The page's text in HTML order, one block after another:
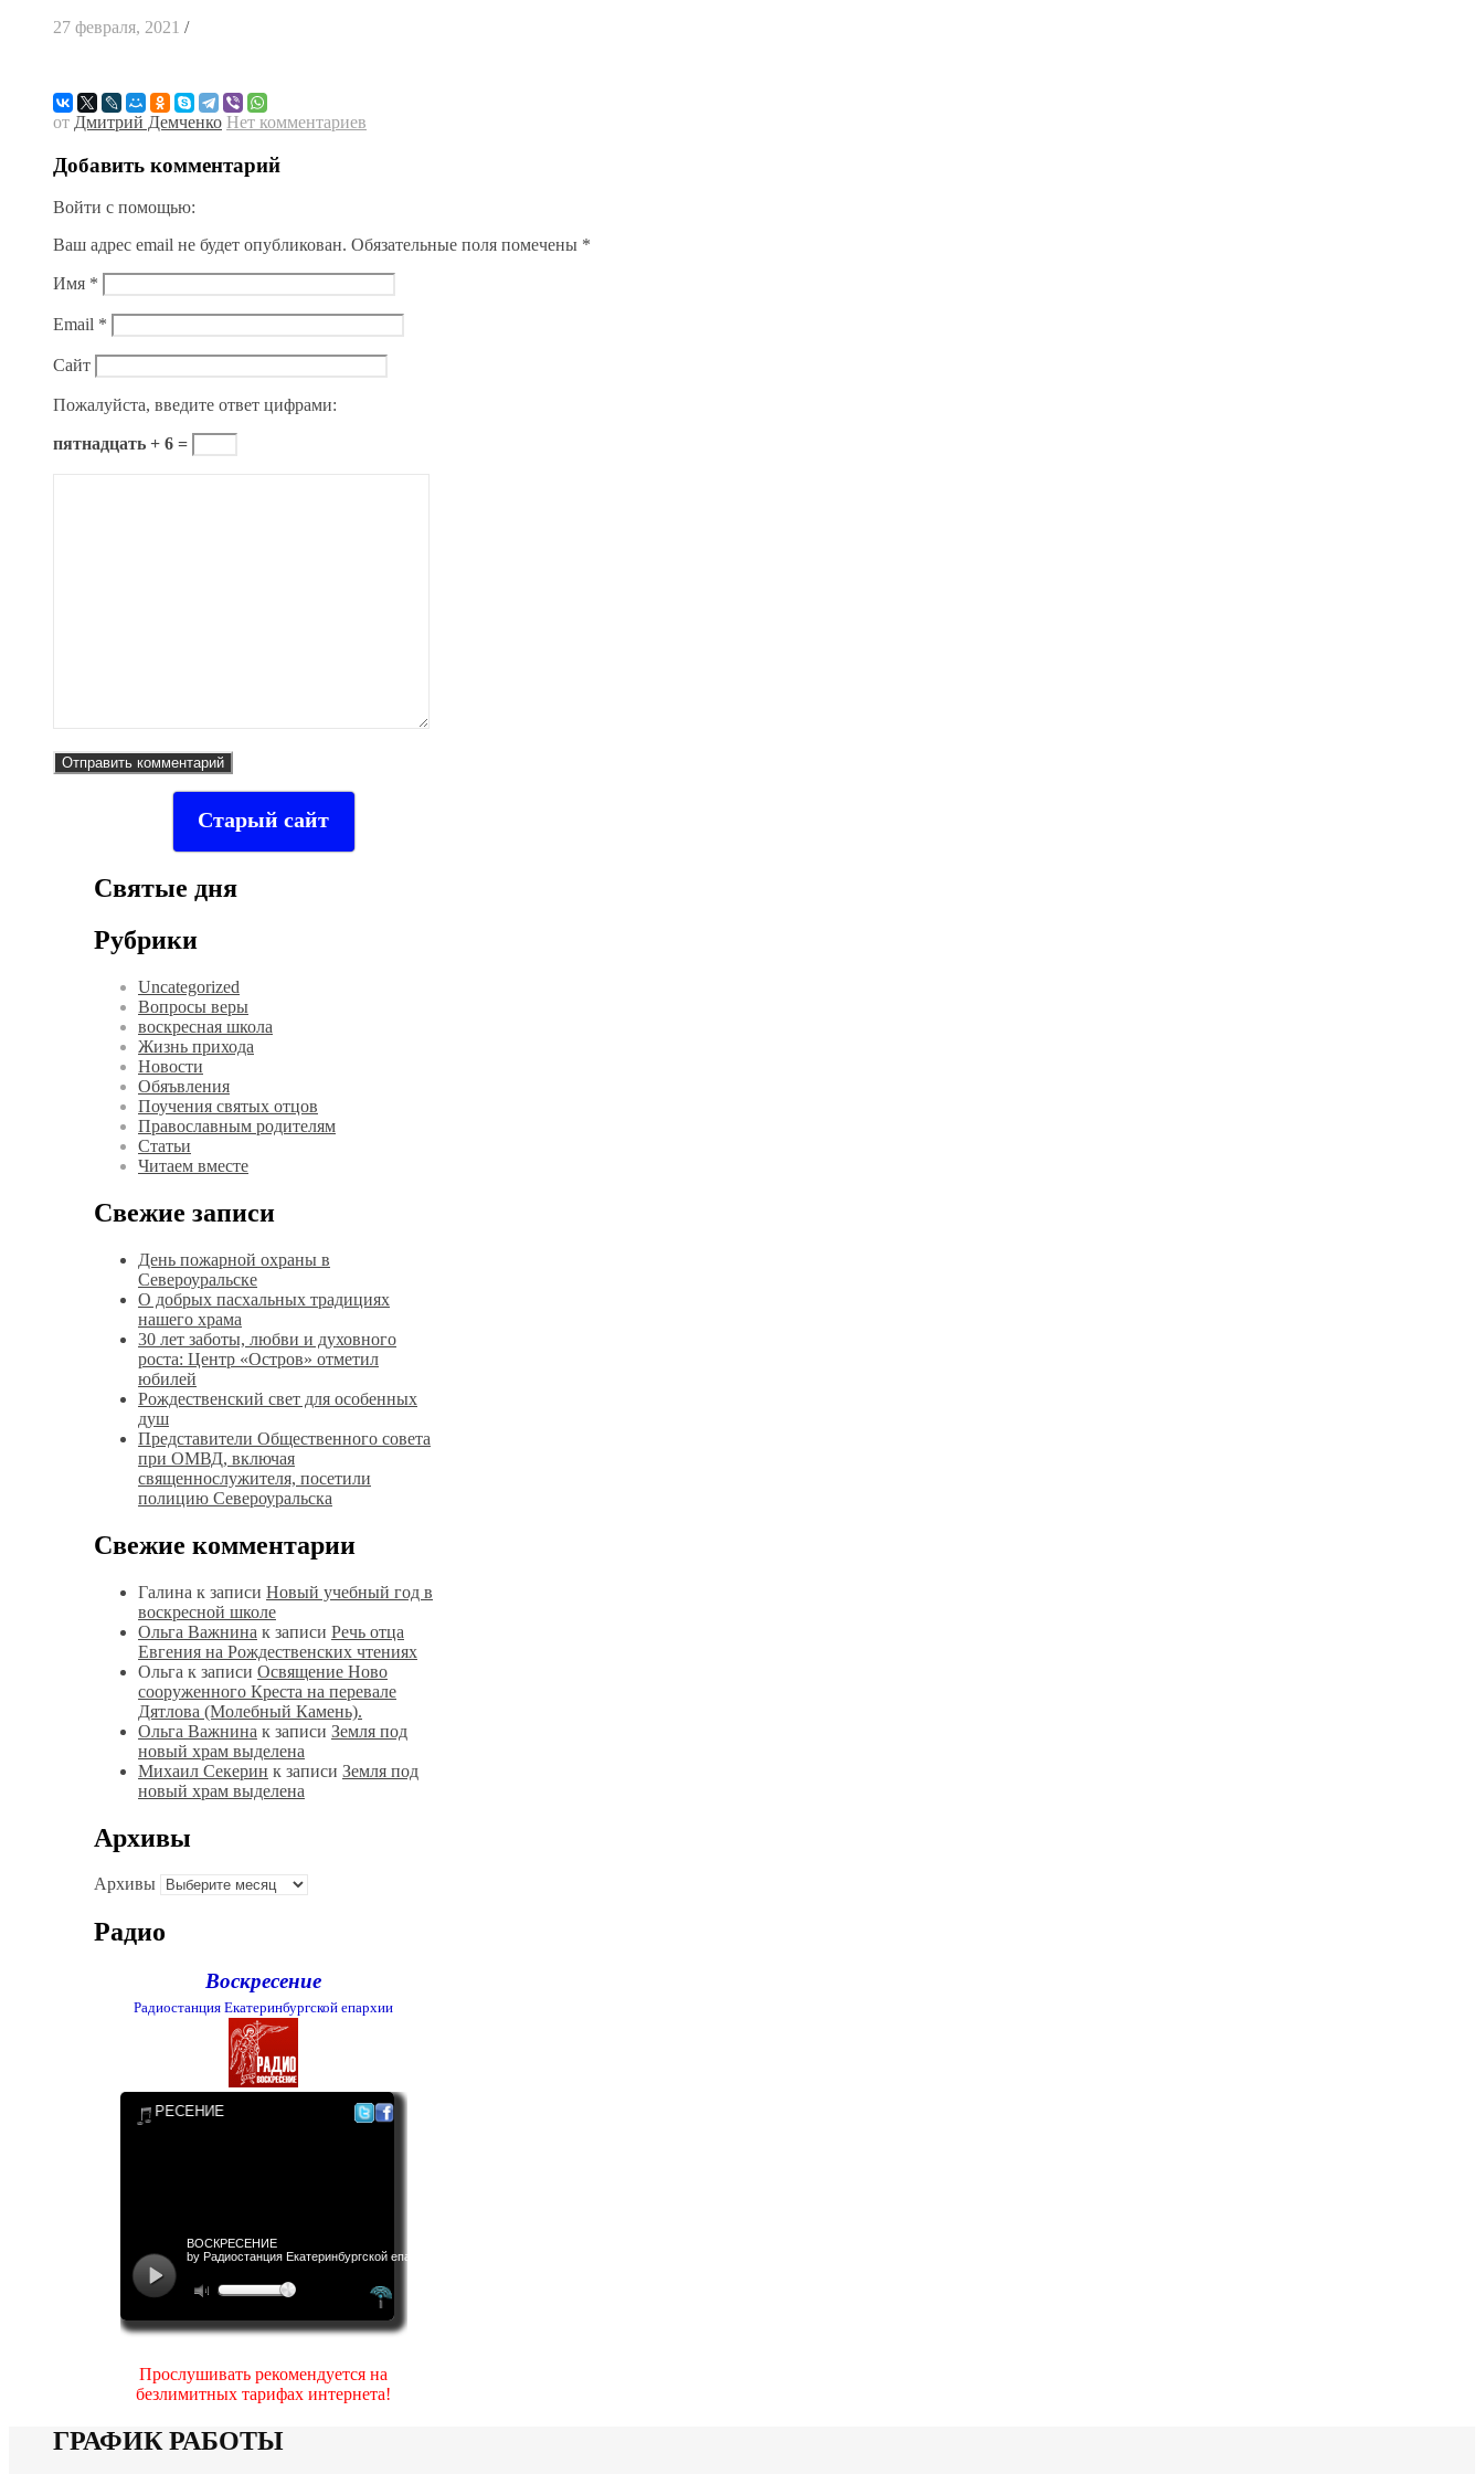
27 февраля, 2021 /
от Дмитрий Демченко Нет комментариев
Добавить комментарий
Войти с помощью:
Ваш адрес email не будет опубликован. Обязательные поля помечены *
Имя *
Email *
Сайт
Пожалуйста, введите ответ цифрами:
пятнадцать + 6 =
Старый сайт
Святые дня
Рубрики
Uncategorized
Вопросы веры
воскресная школа
Жизнь прихода
Новости
Обяъвления
Поучения святых отцов
Православным родителям
Статьи
Читаем вместе
Свежие записи
День пожарной охраны в
Североуральске
О добрых пасхальных традициях
нашего храма
30 лет заботы, любви и духовного
роста: Центр «Остров» отметил
юбилей
Рождественский свет для особенных
душ
Представители Общественного совета
при ОМВД, включая
священнослужителя, посетили
полицию Североуральска
Свежие комментарии
Галина к записи Новый учебный год в
воскресной школе
Ольга Важнина к записи Речь отца
Евгения на Рождественских чтениях
Ольга к записи Освящение Ново
сооруженного Креста на перевале
Дятлова (Молебный Камень).
Ольга Важнина к записи Земля под
новый храм выделена
Михаил Секерин к записи Земля под
новый храм выделена
Архивы
Архивы
Радио
Воскресение
Радиостанция Екатеринбургской епархии
Прослушивать рекомендуется на
безлимитных тарифах интернета!
ГРАФИК РАБОТЫ